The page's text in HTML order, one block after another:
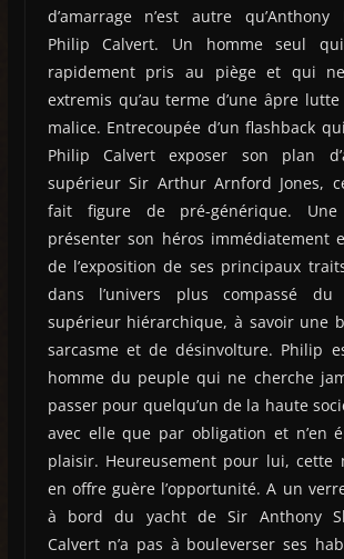
d’amarrage n’est autre qu’Anthony
Philip Calvert. Un homme seul
rapidement pris au piège et qui
extremis qu’au terme d’une âpre
malice. Entrecoupée d’un flashback
Philip Calvert exposer son plan
supérieur Sir Arthur Arnford Jones,
fait figure de pré-générique.
présenter son héros immédiatement
de l’exposition de ses principaux
dans l’univers plus compassé du
supérieur hiérarchique, à savoir une
sarcasme et de désinvolture. Philip
homme du peuple qui ne cherche
passer pour quelqu’un de la haute
avec elle que par obligation et n’en
plaisir. Heureusement pour lui, cette
en offre guère l’opportunité. A un
à bord du yacht de Sir Anthony
Calvert n’a pas à bouleverser ses